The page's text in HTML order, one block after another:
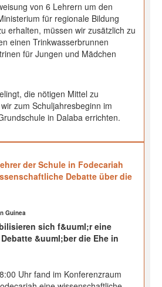
von 6 Lehrern um den
für regionale Bildung
erhalten, müssen wir zusätzlich zu
einen Trinkwasserbrunnen
für Jungen und Mädchen
die nötigen Mittel zu
zum Schuljahresbeginn im
in Dalaba errichten.
der Schule in Fodecariah
Debatte über die
Guinea
sich f&uuml;r eine
&uuml;ber die Ehe in
Uhr fand im Konferenzraum